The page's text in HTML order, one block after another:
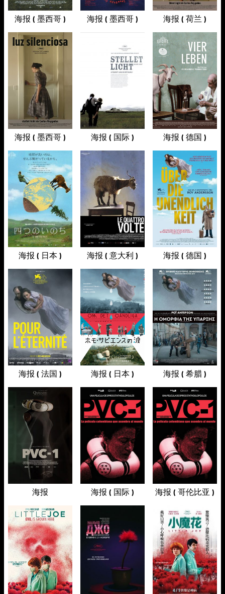
海报 ( 墨西哥 ) 海报 ( 墨西哥 ) 海报 ( 荷兰 )
海报 ( 墨西哥 ) 海报 ( 国际 ) 海报 ( 德国 )
海报 ( 日本 ) 海报 ( 意大利 ) 海报 ( 德国 )
海报 ( 法国 ) 海报 ( 日本 ) 海报 ( 希腊 )
海报 海报 ( 国际 ) 海报 ( 哥伦比亚 )